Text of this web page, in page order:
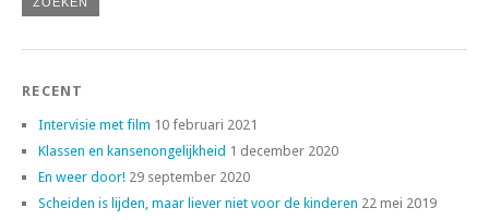
RECENT
Intervisie met film 10 februari 2021
Klassen en kansenongelijkheid 1 december 2020
En weer door! 29 september 2020
Scheiden is lijden, maar liever niet voor de kinderen 22 mei 2019